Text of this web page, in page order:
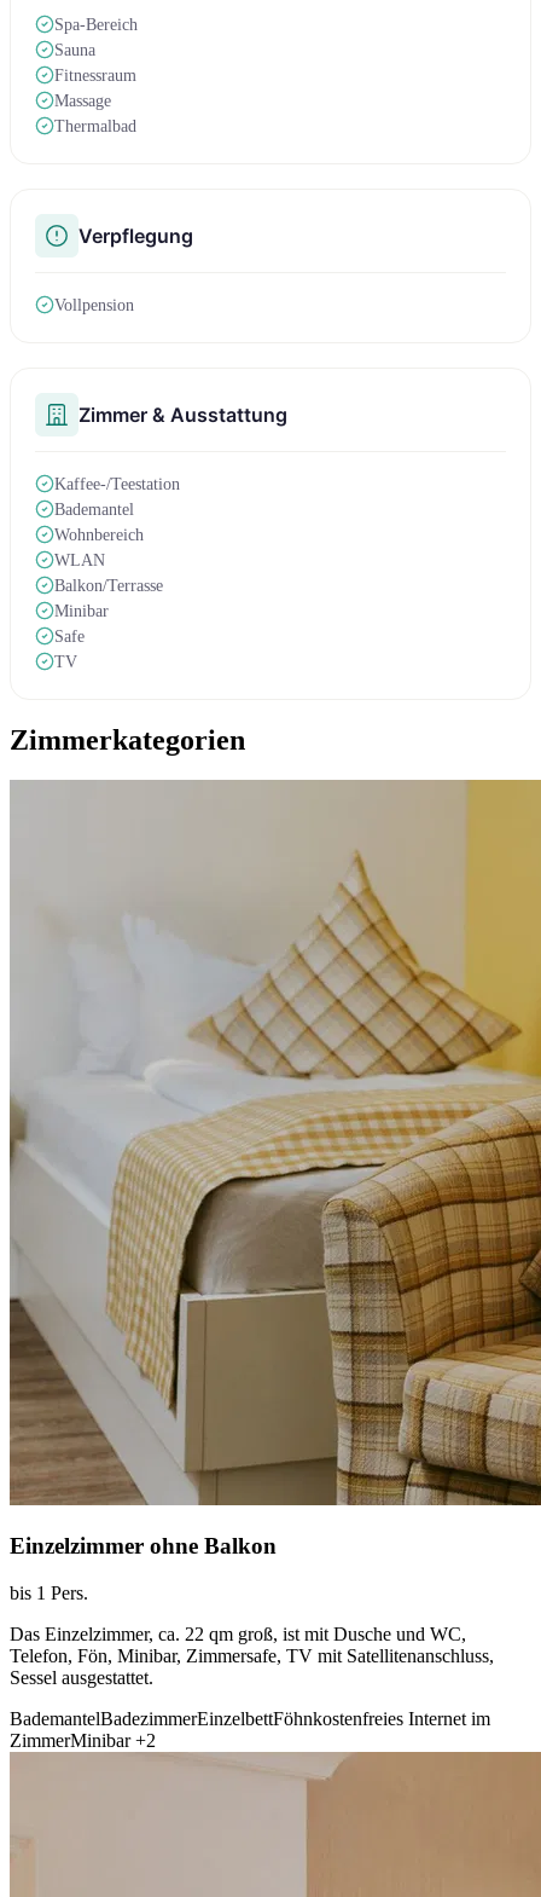
Spa-Bereich
Sauna
Fitnessraum
Massage
Thermalbad
Verpflegung
Vollpension
Zimmer & Ausstattung
Kaffee-/Teestation
Bademantel
Wohnbereich
WLAN
Balkon/Terrasse
Minibar
Safe
TV
Zimmerkategorien
Einzelzimmer ohne Balkon
bis 1 Pers.
Das Einzelzimmer, ca. 22 qm groß, ist mit Dusche und WC,
Telefon, Fön, Minibar, Zimmersafe, TV mit Satellitenanschluss,
Sessel ausgestattet.
BademantelBadezimmerEinzelbettFöhnkostenfreies Internet im
ZimmerMinibar +2